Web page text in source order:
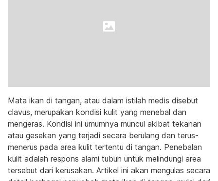
Mata ikan di tangan, atau dalam istilah medis disebut
clavus, merupakan kondisi kulit yang menebal dan
mengeras. Kondisi ini umumnya muncul akibat tekanan
atau gesekan yang terjadi secara berulang dan terus-
menerus pada area kulit tertentu di tangan. Penebalan
kulit adalah respons alami tubuh untuk melindungi area
tersebut dari kerusakan. Artikel ini akan mengulas secara